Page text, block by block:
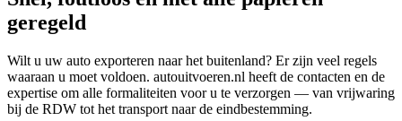
geregeld
Wilt u uw auto exporteren naar het buitenland? Er zijn veel regels
waaraan u moet voldoen. autouitvoeren.nl heeft de contacten en de
expertise om alle formaliteiten voor u te verzorgen — van vrijwaring
bij de RDW tot het transport naar de eindbestemming.